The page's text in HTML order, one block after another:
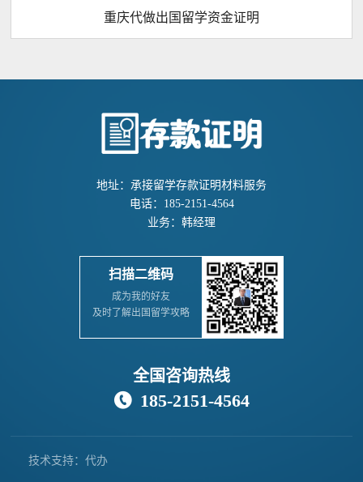
重庆代做出国留学资金证明
地址：承接留学存款证明材料服务
电话：185-2151-4564
业务：韩经理
扫描二维码
成为我的好友
及时了解出国留学攻略
全国咨询热线
 185-2151-4564
技术支持：代办